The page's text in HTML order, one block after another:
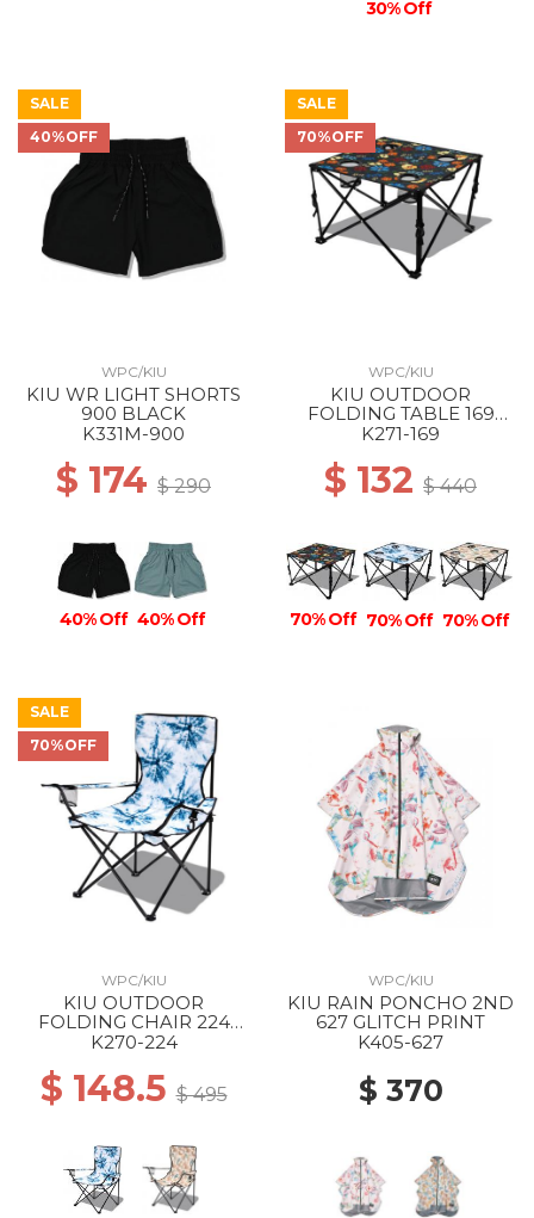
30% Off
SALE
40%OFF
WPC/KIU
KIU WR LIGHT SHORTS
900 BLACK
K331M-900
$ 174 $ 290
40% Off 40% Off
SALE
70%OFF
WPC/KIU
KIU OUTDOOR
FOLDING TABLE 169
PSYCHEDELIC FLOWER
K271-169
$ 132 $ 440
70% Off 70% Off 70% Off
SALE
70%OFF
WPC/KIU
KIU OUTDOOR
FOLDING CHAIR 224
GRUNGE TIE DYE
K270-224
$ 148.5$ 495
WPC/KIU
KIU RAIN PONCHO 2ND
627 GLITCH PRINT
K405-627
$ 370